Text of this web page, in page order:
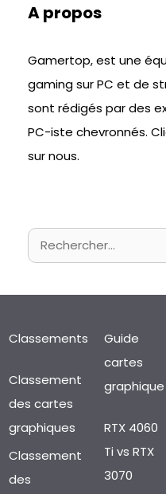
A propos
Gamertop, est une
gaming sur PC et de
sont rédigés par des
PC-iste chevronnés.
sur nous.
Rechercher :
Classements
Classement
des cartes
graphiques
Classement
des
Guide
cartes
graphique
RTX 4060
Ti vs RTX
3070